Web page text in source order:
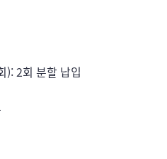
): 2회 분할 납입